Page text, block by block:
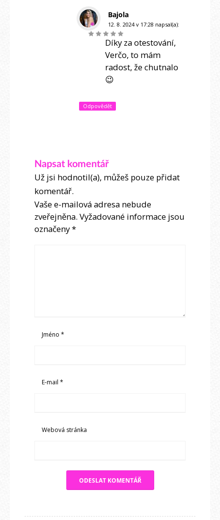
Bajola
12. 8. 2024 v 17:28 napsal(a):
Díky za otestování,
Verčo, to mám
radost, že chutnalo
😉
Odpovědět
Napsat komentář
Už jsi hodnotil(a), můžeš pouze přidat
komentář.
Vaše e-mailová adresa nebude
zveřejněna. Vyžadované informace jsou
označeny*
Jméno*
E-mail*
Webová stránka